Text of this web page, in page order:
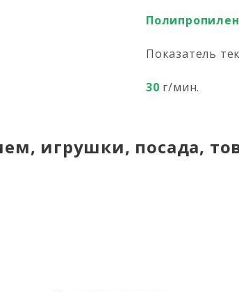
Полипропилен
Показатель
30 г/мин.
игрушки, посада,